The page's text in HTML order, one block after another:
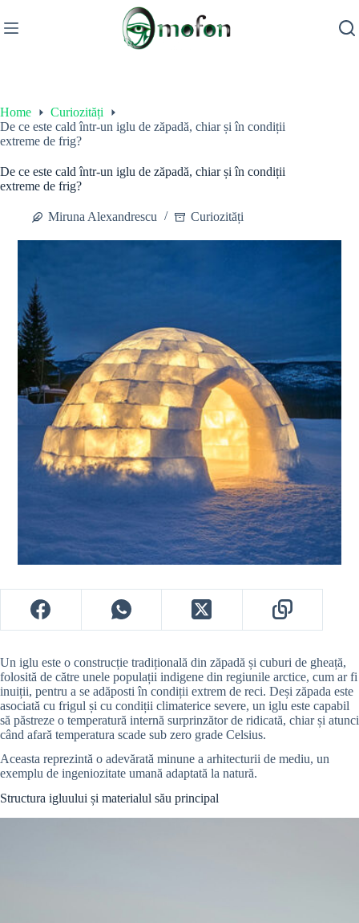
to
content
Home
Curiozități
De ce este cald într-un iglu de zăpadă, chiar și în condiții
extreme de frig?
De ce este cald într-un iglu de zăpadă, chiar și în condiții
extreme de frig?
Miruna Alexandrescu Curiozități
Un iglu este o construcție tradițională din zăpadă și cuburi de gheață,
folosită de către unele populații indigene din regiunile arctice, cum ar fi
inuiții, pentru a se adăposti în condiții extrem de reci. Deși zăpada este
asociată cu frigul și cu condiții climaterice severe, un iglu este capabil
să păstreze o temperatură internă surprinzător de ridicată, chiar și atunci
când afară temperatura scade sub zero grade Celsius.
Aceasta reprezintă o adevărată minune a arhitecturii de mediu, un
exemplu de ingeniozitate umană adaptată la natură.
Structura igluului și materialul său principal